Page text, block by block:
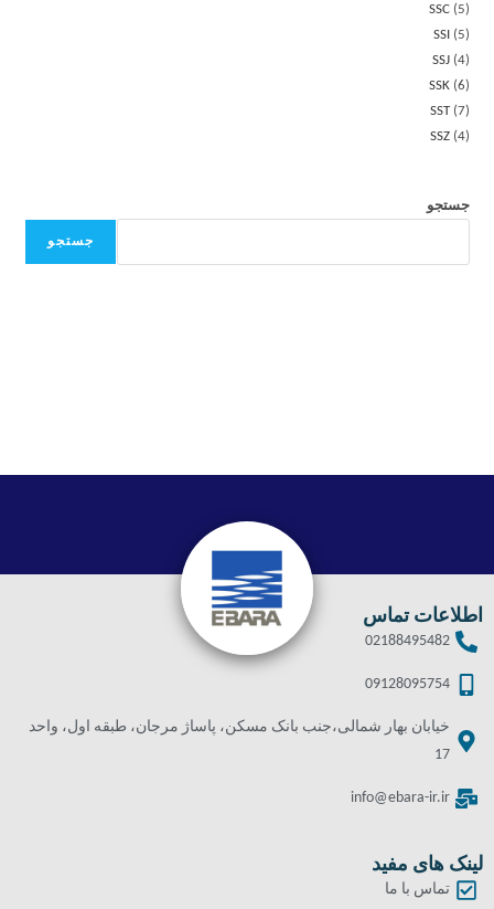
SSC
5
SSI
5
SSJ 4
SSK 6
SST 7
SSZ 4
جستجو
جستجو
اطلاعات تماس
02188495482
09128095754
خیابان بهار شمالی،جنب بانک مسکن، پاساژ مرجان، طبقه اول، واحد
17
info@ebara-ir.ir
لینک های مفید
تماس با ما